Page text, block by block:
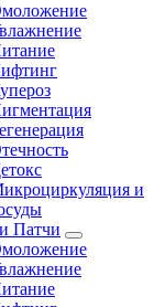
и
Патчи